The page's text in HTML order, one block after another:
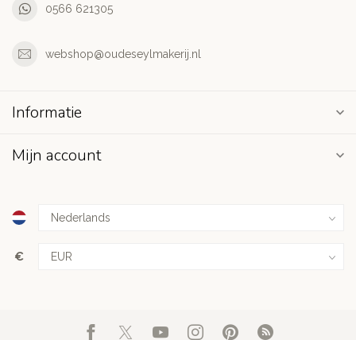
0566 621305
webshop@oudeseylmakerij.nl
Informatie
Mijn account
€